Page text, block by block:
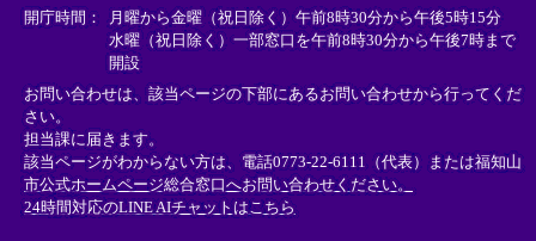
＞
＞
＞
開庁時間：
月曜から金曜（祝日除く）午前8時30分から午後5時15分
水曜（祝日除く）一部窓口を午前8時30分から午後7時まで
開設
お問い合わせは、該当ページの下部にあるお問い合わせから行ってくだ
さい。
担当課に届きます。
該当ページがわからない方は、電話0773-22-6111（代表）または福知山
市公式ホームページ総合窓口へお問い合わせください。
24時間対応のLINE AIチャットはこちら